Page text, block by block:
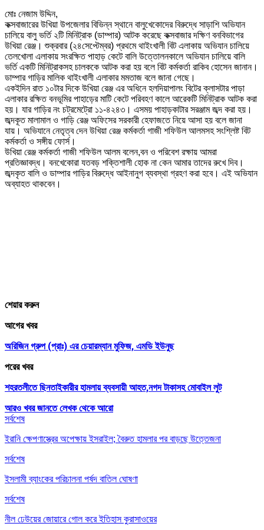
মোঃ নেজাম উদ্দিন,
কক্সবাজারের উখিয়া উপজেলার বিভিন্ন স্থানে বালুখেকোদের বিরুদ্ধে সাড়াশি অভিযান
চালিয়ে বালু ভর্তি ২টি মিনিট্রাক (ডাম্পার) আটক করেছে কক্সবাজার দক্ষিণ বনবিভাগের
উখিয়া রেঞ্জ। শুক্রবার (২৪সেপ্টেম্বর) প্রথমে থাইংখালী বিট এলাকায় অভিযান চালিয়ে
তেলখোলা এলাকায় সংরক্ষিত পাহাড় কেটে বালি উত্তোলনকালে অভিযান চালিয়ে বালি
ভর্তি একটি মিনিট্রাকসহ চালককে আটক করা হয় বলে বিট কর্মকর্তা রাকিব হোসেন জানান।
ডাম্পার গাড়ির মালিক থাইংখালী এলাকার মমতাজ বলে জানা গেছে।
একইদিন রাত ১০টার দিকে উখিয়া রেঞ্জ এর অধিনে হলদিয়াপালং বিটের ক্লাসটার পাড়া
এলাকার রক্ষিত বনভূমির পাহাড়ের মাটি কেটে পরিবহণ কালে আরেকটি মিনিট্রাক আটক করা
হয়। যার গাড়ির নং চট্রমেট্রো ১১-৪২৪৩। এসময় পাহাড়কাটার সরঞ্জাম জব্দ করা হয়।
জব্দকূত মালামাল ও গাড়ি রেঞ্জ অফিসের সরকারী হেফাজতে নিয়ে আসা হয় বলে জানা
যায়। অভিযানে নেতৃত্ব দেন উখিয়া রেঞ্জ কর্মকর্তা গাজী শফিউল আলমসহ সংশ্লিষ্ট বিট
কর্মকর্তা ও সঙ্গীয় ফোর্স।
উখিয়া রেঞ্জ কর্মকর্তা গাজী শফিউল আলম বলেন,বন ও পরিবেশ রক্ষায় আমরা
প্রতিজ্ঞাবদ্ধ। বনখেকোরা যতবড় শক্তিশালী হোক না কেন আমার তাদের রুখে দিব।
জব্দকৃত বালি ও ডাম্পার গাড়ির বিরুদ্ধে আইনানুগ ব্যবস্থা গ্রহণ করা হবে। এই অভিযান
অব্যাহত থাকবেন।
শেয়ার করুন
আগের খবর
অরিজিন গ্রুপ (প্রাঃ) এর চেয়ারম্যান মুফিজ, এমডি ইউনুছ
পরের খবর
শহরতলীতে ছিনতাইকারীর হামলায় ব্যবসায়ী আহত,নগদ টাকাসহ মোবাইল লুট
আরও খবর জানতে লেখক থেকে আরো
সর্বশেষ
ইরানি ক্ষেপণাস্ত্রের অপেক্ষায় ইসরাইল; বৈরুত হামলার পর বাড়ছে উত্তেজনা
সর্বশেষ
ইসলামী ব্যাংকের পরিচালনা পর্ষদ বাতিল ঘোষণা
সর্বশেষ
নীল ঢেউয়ের জোয়ারে গোল করে ইতিহাস কুরাসাওয়ের